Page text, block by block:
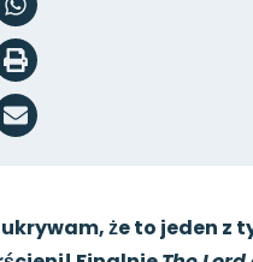
ukrywam, że to jeden z